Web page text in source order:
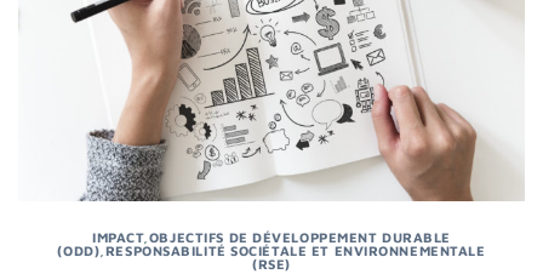
IMPACT, OBJECTIFS DE DÉVELOPPEMENT DURABLE
(ODD) RESPONSABILITÉ SOCIÉTALE ET ENVIRONNEMENTALE
(RSE)